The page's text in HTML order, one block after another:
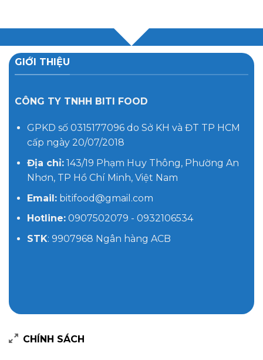
GIỚI THIỆU
CÔNG TY TNHH BITI FOOD
GPKD số 0315177096 do Sở KH và ĐT TP HCM
cấp ngày 20/07/2018
Địa chỉ:143/19 Phạm Huy Thông, Phường An
Nhơn, TP Hồ Chí Minh, Việt Nam
Email:bitifood@gmail.com
Hotline:0907502079 - 0932106534
STK: 9907968 Ngân hàng ACB
CHÍNH SÁCH